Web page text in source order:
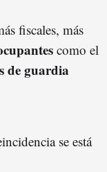
fiscales, más
como el
de guardia
se está